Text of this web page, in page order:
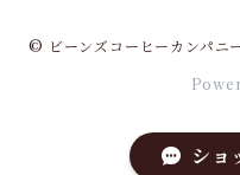
© ビーンズコーヒーカンパニ
ショ